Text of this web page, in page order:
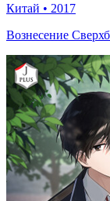
Китай • 2017
Вознесение